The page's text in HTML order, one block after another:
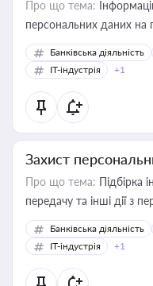
Про що тема:
персональних даних на
Банківська діяльність
IT-індустрія
+1
Захист
Про що тема: Підбірка
передачу та інші дії з
Банківська діяльність
IT-індустрія
+1